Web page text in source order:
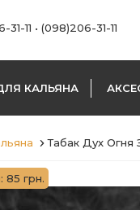
31-11 • (098)206-31-11
КАЛЬЯНА
Табак Дух Огня
85 грн.